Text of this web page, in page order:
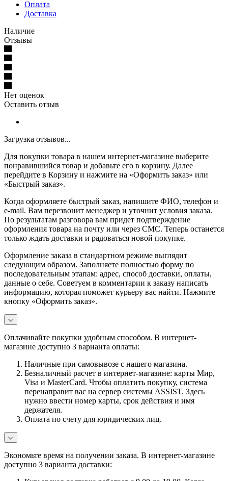
Оплата
Доставка
Наличие
Отзывы
Нет оценок
Оставить отзыв
Загрузка отзывов...
Для покупки товара в нашем интернет-магазине выберите
понравившийся товар и добавьте его в корзину. Далее
перейдите в Корзину и нажмите на «Оформить заказ» или
«Быстрый заказ».
Когда оформляете быстрый заказ, напишите ФИО, телефон и
e-mail. Вам перезвонит менеджер и уточнит условия заказа.
По результатам разговора вам придет подтверждение
оформления товара на почту или через СМС. Теперь останется
только ждать доставки и радоваться новой покупке.
Оформление заказа в стандартном режиме выглядит
следующим образом. Заполняете полностью форму по
последовательным этапам: адрес, способ доставки, оплаты,
данные о себе. Советуем в комментарии к заказу написать
информацию, которая поможет курьеру вас найти. Нажмите
кнопку «Оформить заказ».
Оплачивайте покупки удобным способом. В интернет-
магазине доступно 3 варианта оплаты:
Наличные при самовывозе с нашего магазина.
Безналичный расчет в интернет-магазине: карты Мир,
Visa и MasterCard. Чтобы оплатить покупку, система
перенаправит вас на сервер системы ASSIST. Здесь
нужно ввести номер карты, срок действия и имя
держателя.
Оплата по счету для юридических лиц.
Экономьте время на получении заказа. В интернет-магазине
доступно 3 варианта доставки: